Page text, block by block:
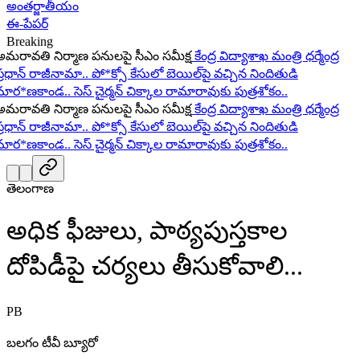
అంతర్జాతీయం
ఈ-పేపర్
Breaking
నిర్మాణ పనులపై సీఎం సమీక్ష కేంద్ర విద్యాశాఖ మంత్రి ధర్మేంద్ర
రాజీనామా.. పో*క్సో కేసులో బెయిల్‌పై వచ్చిన నిందితుడి
సెస్ చైర్మన్ చిక్కాల రామారావుకు పుత్రశోకం..
నిర్మాణ పనులపై సీఎం సమీక్ష కేంద్ర విద్యాశాఖ మంత్రి ధర్మేంద్ర
రాజీనామా.. పో*క్సో కేసులో బెయిల్‌పై వచ్చిన నిందితుడి
సెస్ చైర్మన్ చిక్కాల రామారావుకు పుత్రశోకం..
తెలంగాణ
అధిక ఫీజులు, పాఠ్యపుస్తకాల
దోపిడీపై చర్యలు తీసుకోవాలి...
PB
బలగం టీవీ బ్యూరో